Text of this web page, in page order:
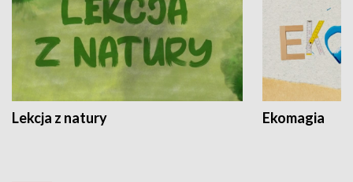
Lekcja z natury Ekomagia